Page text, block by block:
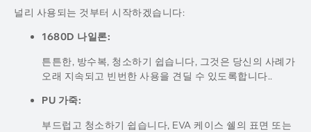
널리 사용되는 것부터 시작하겠습니다:
1680D 나일론:
튼튼한, 방수복, 청소하기 쉽습니다, 그것은 당신의 사례가
오래 지속되고 빈번한 사용을 견딜 수 있도록합니다..
PU 가죽:
부드럽고 청소하기 쉽습니다, EVA 케이스 쉘의 표면 또는